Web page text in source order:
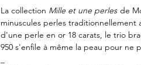
La collection Mille et une perles de
minuscules perles traditionnellement
d'une perle en or 18 carats, le trio
950 s'enfile à même la peau pour ne